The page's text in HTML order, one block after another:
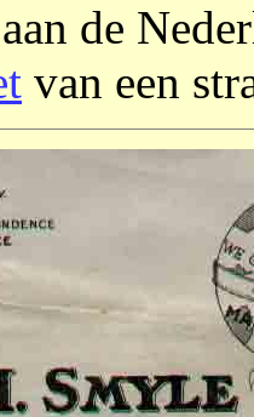
aan de
van een